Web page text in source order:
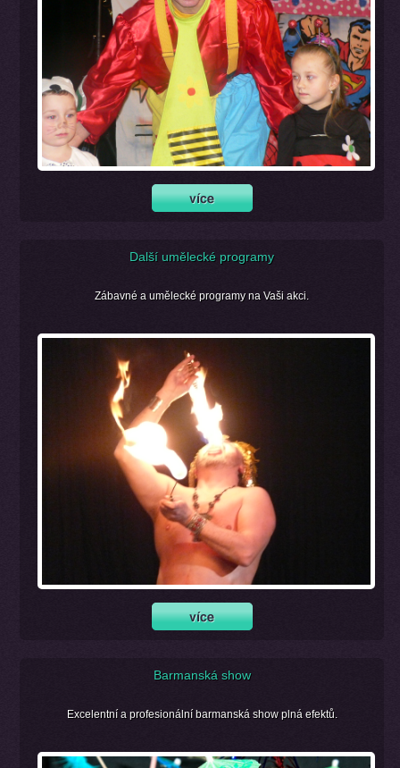
Další umělecké programy
Zábavné a umělecké programy na Vaši akci.
Barmanská show
Excelentní a profesionální barmanská show plná efektů.